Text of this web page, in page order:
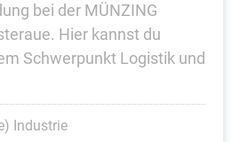
bei der MÜNZING
Hier kannst du
Schwerpunkt Logistik und
Industrie